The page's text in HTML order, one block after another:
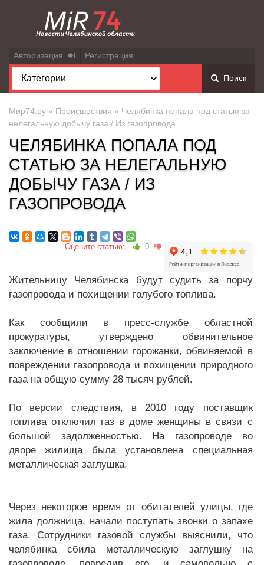
Авторизация Регистрация
Поиск
Мир74.ру » Происшествия » Челябинка попала под статью за
нелегальную добычу газа / Из газопровода
ЧЕЛЯБИНКА ПОПАЛА ПОД
СТАТЬЮ ЗА НЕЛЕГАЛЬНУЮ
ДОБЫЧУ ГАЗА / ИЗ
ГАЗОПРОВОДА
Оцените статью: 0
Жительницу Челябинска будут судить за порчу
газопровода и похищении голубого топлива.
Как сообщили в пресс-службе областной
прокуратуры, утверждено обвинительное
заключение в отношении горожанки, обвиняемой в
повреждении газопровода и похищении природного
газа на общую сумму 28 тысяч рублей.
По версии следствия, в 2010 году поставщик
топлива отключил газ в доме женщины в связи с
большой задолженностью. На газопроводе во
дворе жилища была установлена специальная
металлическая заглушка.
Через некоторое время от обитателей улицы, где
жила должница, начали поступать звонки о запахе
газа. Сотрудники газовой службы выяснили, что
челябинка сбила металлическую заглушку на